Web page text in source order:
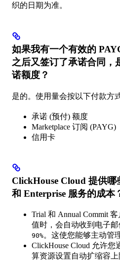
织的日期为准。
如果我有一个有效的
之后又签订了承诺合同，
诺额度？
是的。使用量会按以下付款方
承诺 (预付) 额度
Marketplace 订阅 (PAYG)
信用卡
ClickHouse Cloud 提供哪
和 Enterprise 服务的成本
Trial 和 Annual Commit
值时，会自动收到电子邮
90%。这使您能够主动管
ClickHouse Cloud 允许您
算资源设置自动扩缩容